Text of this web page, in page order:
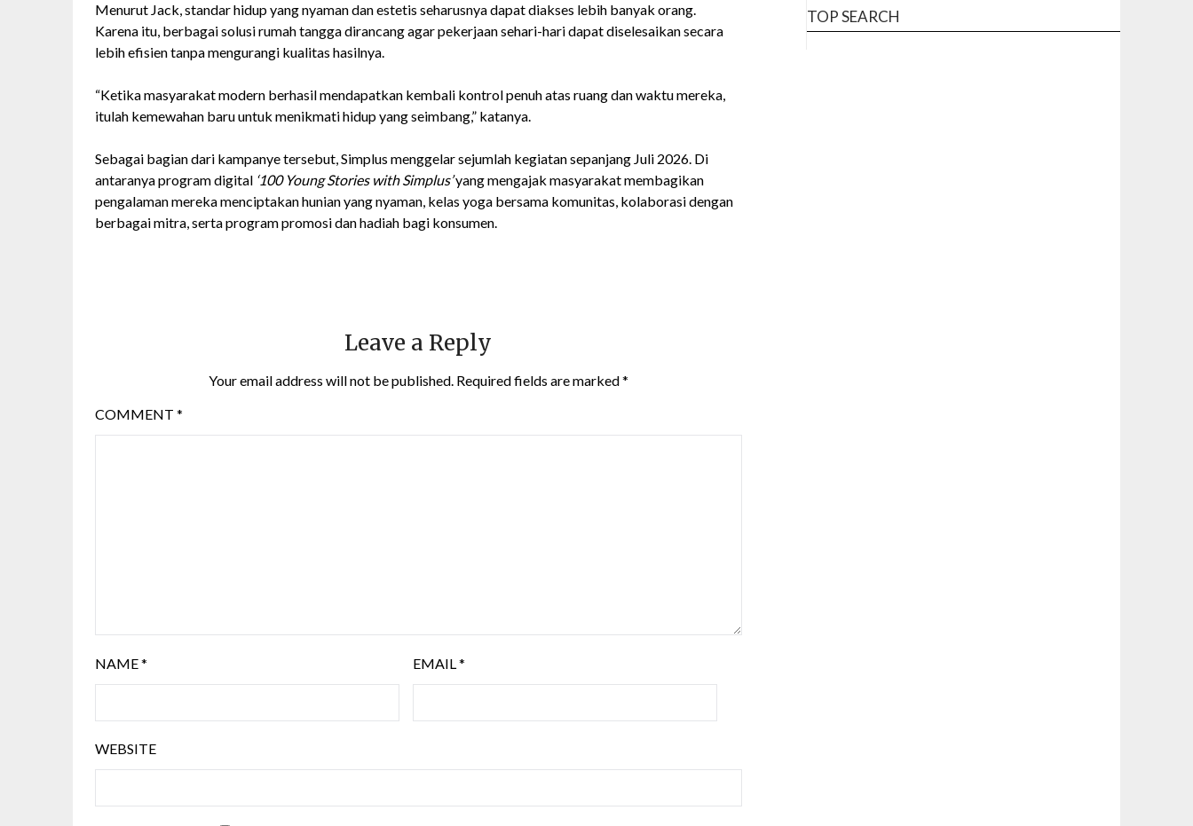
Menurut Jack, standar hidup yang nyaman dan estetis seharusnya dapat diakses lebih banyak orang.
Karena itu, berbagai solusi rumah tangga dirancang agar pekerjaan sehari-hari dapat diselesaikan secara
lebih efisien tanpa mengurangi kualitas hasilnya.
“Ketika masyarakat modern berhasil mendapatkan kembali kontrol penuh atas ruang dan waktu mereka,
itulah kemewahan baru untuk menikmati hidup yang seimbang,” katanya.
Sebagai bagian dari kampanye tersebut, Simplus menggelar sejumlah kegiatan sepanjang Juli 2026. Di
antaranya program digital ‘100 Young Stories with Simplus’yang mengajak masyarakat membagikan
pengalaman mereka menciptakan hunian yang nyaman, kelas yoga bersama komunitas, kolaborasi dengan
berbagai mitra, serta program promosi dan hadiah bagi konsumen.
Leave a Reply
Your email address will not be published. Required fields are marked*
COMMENT *
NAME* EMAIL*
WEBSITE
TOP SEARCH